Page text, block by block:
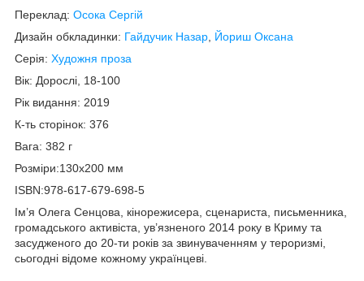
Переклад: Осока Сергій
Дизайн обкладинки: Гайдучик Назар Йориш Оксана
Серія: Художня проза
Вік: Дорослі, 18-100
Рік видання: 2019
К-ть сторінок: 376
Вага: 382 г
Розміри:130x200 мм
ISBN:978-617-679-698-5
Ім’я Олега Сенцова, кінорежисера, сценариста, письменника,
громадського активіста, ув’язненого 2014 року в Криму та
засудженого до 20-ти років за звинуваченням у тероризмі,
сьогодні відоме кожному українцеві.